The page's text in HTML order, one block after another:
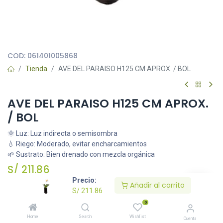
Precio:
S/ 211.86
Añadir al carrito
Home Search
0
Wishlist Cuenta
COD: 061401005868
Tienda AVE DEL PARAISO H125 CM APROX. / BOL
AVE DEL PARAISO H125 CM APROX.
/ BOL
🌞 Luz: Luz indirecta o semisombra
💧 Riego: Moderado, evitar encharcamientos
🌱 Sustrato: Bien drenado con mezcla orgánica
S/ 211.86
Añadir al carrito